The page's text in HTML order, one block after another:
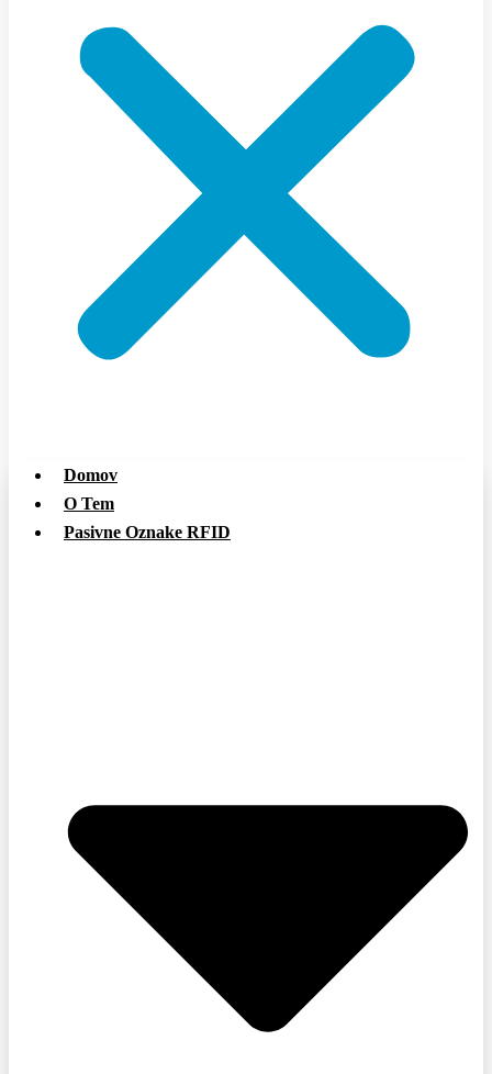
Domov
O Tem
Pasivne Oznake RFID